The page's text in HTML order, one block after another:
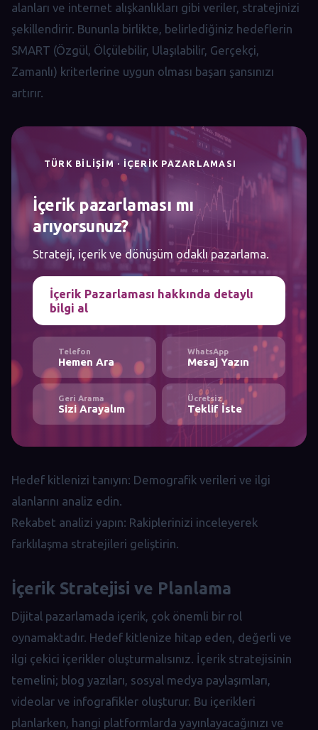
alanları ve internet alışkanlıkları gibi veriler, stratejinizi
şekillendirir. Bununla birlikte, belirlediğiniz hedeflerin
SMART (Özgül, Ölçülebilir, Ulaşılabilir, Gerçekçi,
Zamanlı) kriterlerine uygun olması başarı şansınızı
artırır.
TÜRK BILIŞIM · İÇERIK PAZARLAMASI
İçerik pazarlaması mı
arıyorsunuz?
Strateji, içerik ve dönüşüm odaklı pazarlama.
İçerik Pazarlaması hakkında detaylı
bilgi al
Telefon
Hemen Ara
WhatsApp
Mesaj Yazın
Geri Arama
Sizi Arayalım
Ücretsiz
Teklif İste
Hedef kitlenizi tanıyın: Demografik verileri ve ilgi
alanlarını analiz edin.
Rekabet analizi yapın: Rakiplerinizi inceleyerek
farklılaşma stratejileri geliştirin.
İçerik Stratejisi ve Planlama
Dijital pazarlamada içerik, çok önemli bir rol
oynamaktadır. Hedef kitlenize hitap eden, değerli ve
ilgi çekici içerikler oluşturmalısınız. İçerik stratejisinin
temelini; blog yazıları, sosyal medya paylaşımları,
videolar ve infografikler oluşturur. Bu içerikleri
planlarken, hangi platformlarda yayınlayacağınızı ve